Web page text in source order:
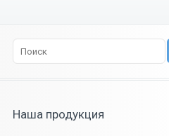
Наша продукция